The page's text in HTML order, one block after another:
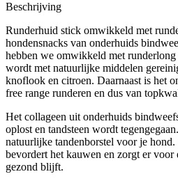
Beschrijving
Runderhuid stick omwikkeld met
hondensnacks van onderhuids
hebben we omwikkeld met
wordt met natuurlijke middelen
knoflook en citroen. Daarnaast is het
free range runderen en dus van
Het collageen uit onderhuids
oplost en tandsteen wordt
natuurlijke tandenborstel voor je
bevordert het kauwen en zorgt er voor
gezond blijft.